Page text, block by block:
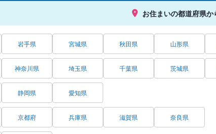
お住まいの都道府県か
岩手県 宮城県 秋田県 山形県
神奈川県 埼玉県 千葉県 茨城県
静岡県 愛知県
京都府 兵庫県 滋賀県 奈良県